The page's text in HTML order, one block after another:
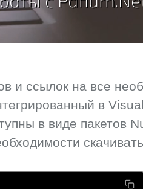
и ссылок на все
в
в виде пакетов